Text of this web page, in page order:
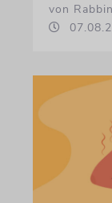
von